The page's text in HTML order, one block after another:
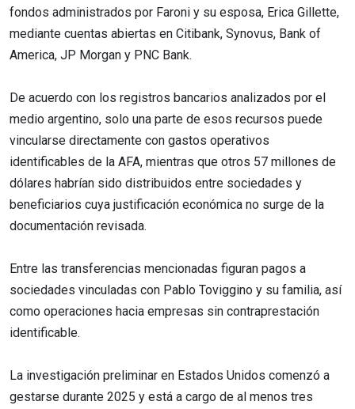
fondos administrados por Faroni y su esposa, Erica Gillette,
mediante cuentas abiertas en Citibank, Synovus, Bank of
America, JP Morgan y PNC Bank.
De acuerdo con los registros bancarios analizados por el
medio argentino, solo una parte de esos recursos puede
vincularse directamente con gastos operativos
identificables de la AFA, mientras que otros 57 millones de
dólares habrían sido distribuidos entre sociedades y
beneficiarios cuya justificación económica no surge de la
documentación revisada.
Entre las transferencias mencionadas figuran pagos a
sociedades vinculadas con Pablo Toviggino y su familia, así
como operaciones hacia empresas sin contraprestación
identificable.
La investigación preliminar en Estados Unidos comenzó a
gestarse durante 2025 y está a cargo de al menos tres